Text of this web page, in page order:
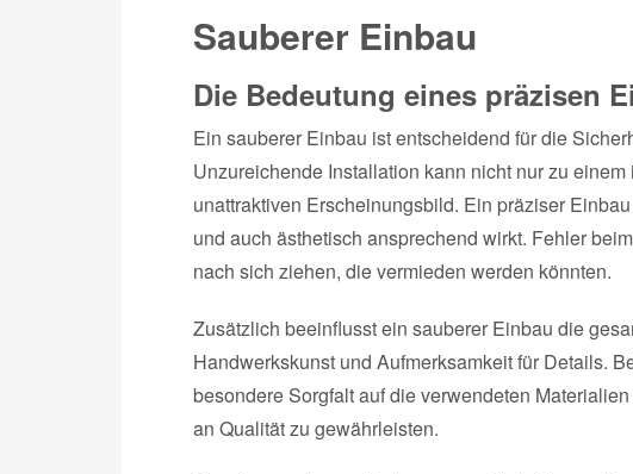
Sauberer Einbau
Die Bedeutung eines präzisen
Ein sauberer Einbau ist entscheidend für die
Unzureichende Installation kann nicht nur zu
unattraktiven Erscheinungsbild. Ein präziser
und auch ästhetisch ansprechend wirkt. Fehler
nach sich ziehen, die vermieden werden könnten.
Zusätzlich beeinflusst ein sauberer Einbau die
Handwerkskunst und Aufmerksamkeit für Details.
besondere Sorgfalt auf die verwendeten
an Qualität zu gewährleisten.